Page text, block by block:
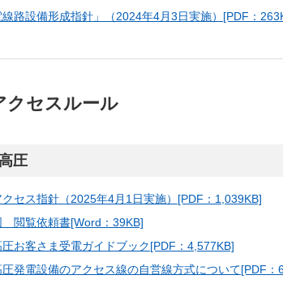
線路設備形成指針」（2024年4月3日実施）[PDF：
クセスルール
圧
クセス指針（2025年4月1日実施）[PDF：1,039KB]
閲覧依頼書[Word：39KB]
圧お客さま受電ガイドブック[PDF：4,577KB]
圧発電設備のアクセス線の自営線方式について[PDF：